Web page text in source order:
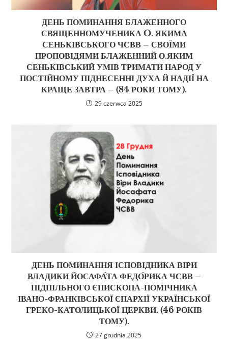
ДЕНЬ ПОМИНАННЯ БЛАЖЕННОГО
СВЯЩЕННОМУЧЕНИКА O. ЯКИМА
СЕНЬКІВСЬКОГО ЧСВВ – СВОЇМИ
ПРОПОВІДЯМИ БЛАЖЕННИЙ О.ЯКИМ
СЕНЬКІВСЬКИЙ УМІВ ТРИМАТИ НАРОД У
ПОСТІЙНОМУ ПІДНЕСЕННІ ДУХА Й НАДІЇ НА
КРАЩЕ ЗАВТРА – (84 РОКИ ТОМУ).
29 czerwca 2025
ДЕНЬ ПОМИНАННЯ ІСПОВІДНИКА ВІРИ
ВЛАДИКИ ЙОСАФА́ТА ФЕДО́РИКА ЧСВВ –
ПІДПІЛЬНОГО ЄПИСКОПА-ПОМІЧНИКА
ІВАНО-ФРАНКІВСЬКОЇ ЄПАРХІЇ УКРАЇНСЬКОЇ
ГРЕКО-КАТОЛИЦЬКОЇ ЦЕРКВИ. (46 РОКІВ
ТОМУ).
27 grudnia 2025